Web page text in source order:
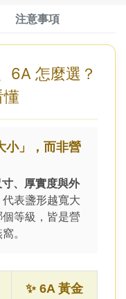
注意事項
6A 怎麼選？
懂
小」，而非營
寸、厚實度與外
表盞形越寬大
等級，皆是營
。
✨ 6A 黃金